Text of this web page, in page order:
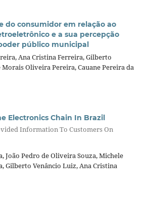
do consumidor em relação ao
e a sua percepção
público municipal
Ana Cristina Ferreira, Gilberto
Oliveira Pereira, Cauane Pereira da
Electronics Chain In Brazil
Information To Customers On
João Pedro de Oliveira Souza, Michele
Gilberto Venâncio Luiz, Ana Cristina